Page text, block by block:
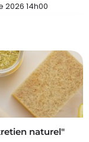
2026 14h00
naturel"